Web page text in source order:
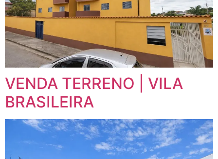
VENDA TERRENO | VILA
BRASILEIRA